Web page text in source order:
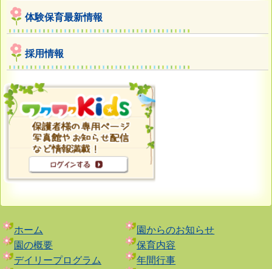
体験保育最新情報
採用情報
ホーム
園からのお知らせ
園の概要
保育内容
デイリープログラム
年間行事